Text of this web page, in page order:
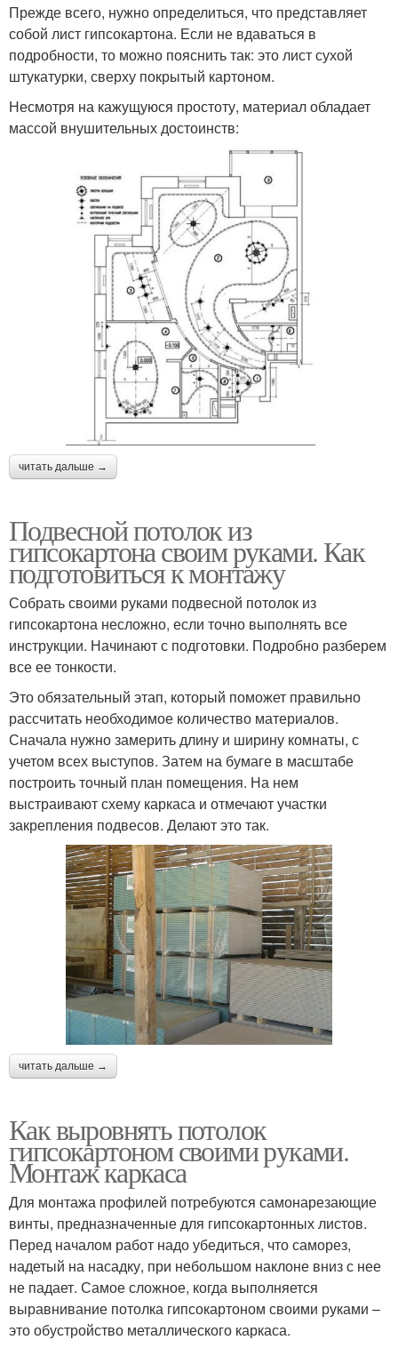
Прежде всего, нужно определиться, что представляет
собой лист гипсокартона. Если не вдаваться в
подробности, то можно пояснить так: это лист сухой
штукатурки, сверху покрытый картоном.
Несмотря на кажущуюся простоту, материал обладает
массой внушительных достоинств:
читать дальше →
Подвесной потолок из
гипсокартона своим руками. Как
подготовиться к монтажу
Собрать своими руками подвесной потолок из
гипсокартона несложно, если точно выполнять все
инструкции. Начинают с подготовки. Подробно разберем
все ее тонкости.
Это обязательный этап, который поможет правильно
рассчитать необходимое количество материалов.
Сначала нужно замерить длину и ширину комнаты, с
учетом всех выступов. Затем на бумаге в масштабе
построить точный план помещения. На нем
выстраивают схему каркаса и отмечают участки
закрепления подвесов. Делают это так.
читать дальше →
Как выровнять потолок
гипсокартоном своими руками.
Монтаж каркаса
Для монтажа профилей потребуются самонарезающие
винты, предназначенные для гипсокартонных листов.
Перед началом работ надо убедиться, что саморез,
надетый на насадку, при небольшом наклоне вниз с нее
не падает. Самое сложное, когда выполняется
выравнивание потолка гипсокартоном своими руками –
это обустройство металлического каркаса.